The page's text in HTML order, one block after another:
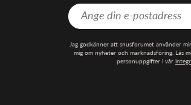
Jag godkänner att snusforumet använder
mig om nyheter och marknadsföring. Läs
personuppgifter i vår